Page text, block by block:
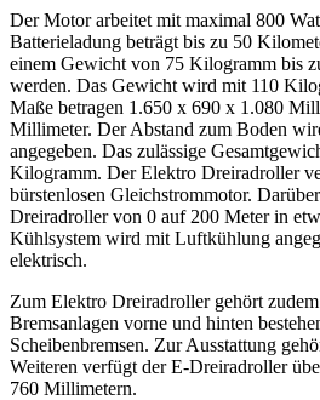
Der Motor arbeitet mit maximal 800
Batterieladung beträgt bis zu 50
einem Gewicht von 75 Kilogramm bis
werden. Das Gewicht wird mit 110
Maße betragen 1.650 x 690 x 1.080
Millimeter. Der Abstand zum Boden
angegeben. Das zulässige
Kilogramm. Der Elektro Dreiradroller
bürstenlosen Gleichstrommotor.
Dreiradroller von 0 auf 200 Meter in
Kühlsystem wird mit Luftkühlung
elektrisch.
Zum Elektro Dreiradroller gehört
Bremsanlagen vorne und hinten
Scheibenbremsen. Zur Ausstattung
Weiteren verfügt der E-Dreiradroller
760 Millimetern.